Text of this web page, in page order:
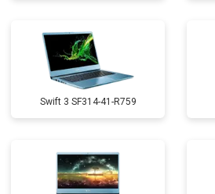
Swift 3 SF314-41-R759